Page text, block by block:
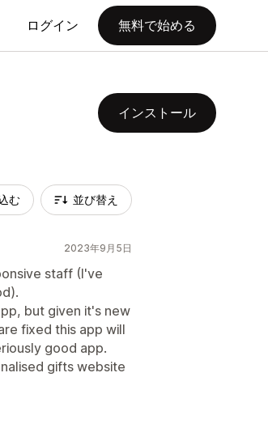
ログイン 無料で始める
インストール
む 並び替え
2023年9月5日
staff (I've
but given it's new
fixed this app will
good app.
gifts website